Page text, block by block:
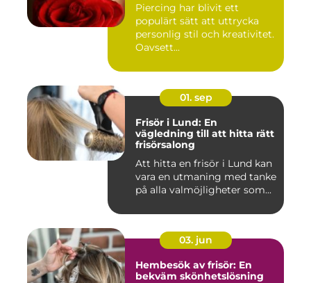
Piercing har blivit ett
populärt sätt att uttrycka
personlig stil och kreativitet.
Oavsett...
01. sep
Frisör i Lund: En
vägledning till att hitta rätt
frisörsalong
Att hitta en frisör i Lund kan
vara en utmaning med tanke
på alla valmöjligheter som...
03. jun
Hembesök av frisör: En
bekväm skönhetslösning